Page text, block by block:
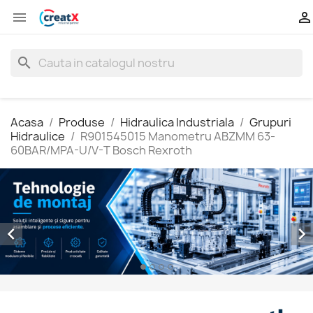
 
search
Acasa Produse Hidraulica Industriala
Grupuri
Hidraulice
R901545015 Manometru ABZMM 63-
60BAR/MPA-U/V-T Bosch Rexroth
 